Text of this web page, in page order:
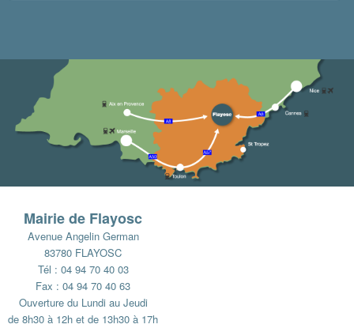
Mairie de Flayosc
Avenue Angelin German
83780 FLAYOSC
Tél : 04 94 70 40 03
Fax : 04 94 70 40 63
Ouverture du Lundi au Jeudi
de 8h30 à 12h et de 13h30 à 17h